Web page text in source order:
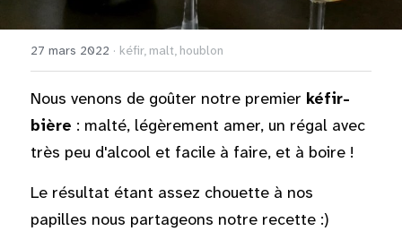
Bars & Restos
Recettes
Nous trouver
Où et quand ?
Nous contacter
English
27 mars 2022 · kéfir, malt, houblon
Nous venons de goûter notre premier kéfir-
bière : malté, légèrement amer, un régal avec
très peu d'alcool et facile à faire, et à boire !
Le résultat étant assez chouette à nos
papilles nous partageons notre recette :)